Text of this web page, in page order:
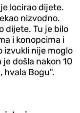
locirao dijete.
nizvodno.
dijete. Tu je bilo
i konopcima i
izvukli nije moglo
došla nakon 10
hvala Bogu".